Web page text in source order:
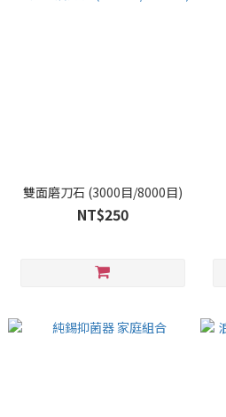
雙面磨刀石 (3000目/8000目)
NT$250